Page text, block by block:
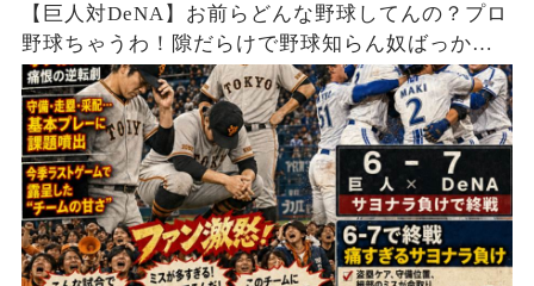
【巨人対DeNA】お前らどんな野球してんの？プロ
野球ちゃうわ！隙だらけで野球知らん奴ばっかり
やんけ！根本的に終わってるわ！ファンに謝れよ
普通に！こんなクソ試合で今シーズン終了は終わ
ってる…